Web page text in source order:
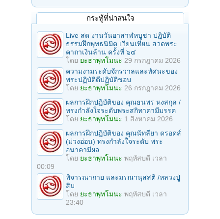
กระทู้ที่น่าสนใจ
Live สด งานวันอาสาฬหบูชา ปฏิบัติ
ธรรมฝึกพุทธนิมิต เวียนเทียน สวดพระ
คาถาเงินล้าน ครั้งที่ ๖๔
โดย ยะธาพุทโมนะ 29 กรกฎาคม 2026
ความงามระดับจักรวาลและทัศนะของ
พระปฏิบัติดีปฏิบัติชอบ
โดย ยะธาพุทโมนะ 26 กรกฎาคม 2026
ผลการฝึกปฎิบัติของ คุณธนพร หงสกุล /
ทรงกำลังใจระดับพระสกิทาคามีมรรค
โดย ยะธาพุทโมนะ 1 สิงหาคม 2026
ผลการฝึกปฎิบัติของ คุณนัทลียา ดรอดส์
(ม่วงอ่อน) ทรงกำลังใจระดับ พระ
อนาคามีผล
โดย ยะธาพุทโมนะ พฤหัสบดี เวลา
00:09
พิจารณากาย และมรณานุสสติ /หลวงปู่
สิม
โดย ยะธาพุทโมนะ พฤหัสบดี เวลา
23:40